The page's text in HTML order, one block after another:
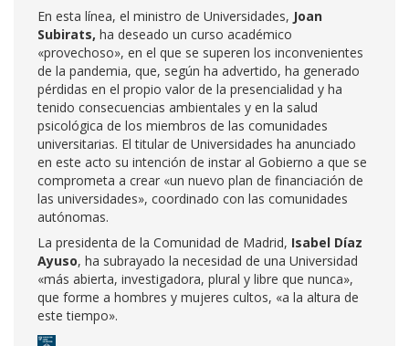
En esta línea, el ministro de Universidades, Joan
Subirats, ha deseado un curso académico
«provechoso», en el que se superen los inconvenientes
de la pandemia, que, según ha advertido, ha generado
pérdidas en el propio valor de la presencialidad y ha
tenido consecuencias ambientales y en la salud
psicológica de los miembros de las comunidades
universitarias. El titular de Universidades ha anunciado
en este acto su intención de instar al Gobierno a que se
comprometa a crear «un nuevo plan de financiación de
las universidades», coordinado con las comunidades
autónomas.
La presidenta de la Comunidad de Madrid, Isabel Díaz
Ayuso, ha subrayado la necesidad de una Universidad
«más abierta, investigadora, plural y libre que nunca»,
que forme a hombres y mujeres cultos, «a la altura de
este tiempo».